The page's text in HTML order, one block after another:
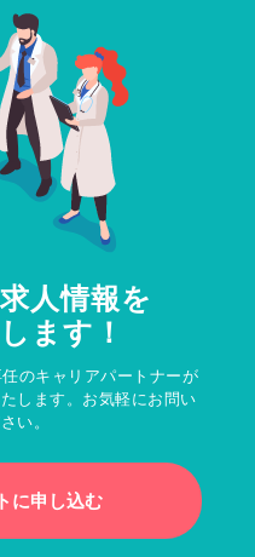
人情報を
ます！
のキャリアパートナーが
します。お気軽にお問い
い。
に申し込む